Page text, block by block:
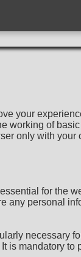
your
working of
only with your
for the
any personal
necessary
is mandatory